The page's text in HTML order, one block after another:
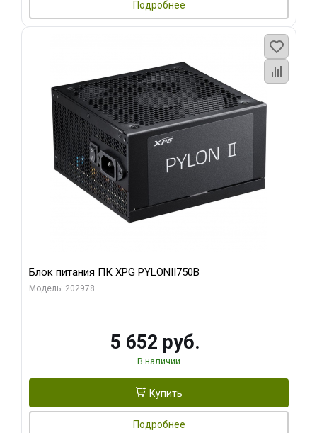
Подробнее
Блок питания ПК XPG PYLONII750B
Модель: 202978
5 652 руб.
В наличии
Купить
Подробнее